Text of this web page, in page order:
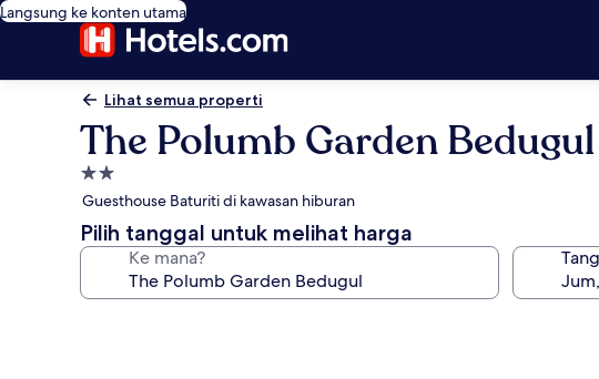
Langsung ke konten utama
Lihat semua properti
The Polumb Garden Bedugul
Properti
bintang
2.0
Guesthouse Baturiti di kawasan hiburan
Pilih tanggal untuk melihat harga
Ke mana?